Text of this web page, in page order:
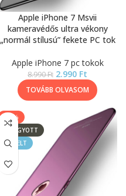
Apple iPhone 7 Msvii
kameravédős ultra vékony
„normál stílusú” fekete PC tok
Apple iPhone 7 pc tokok
8.990Ft 2.990 Ft
TOVÁBB OLVASOM
-67%
ELFOGYOTT
KIEMELT